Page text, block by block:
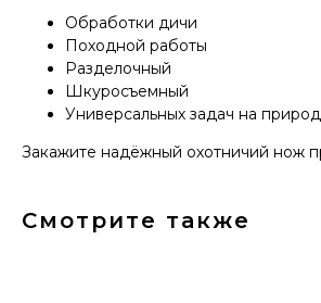
Обработки дичи
Походной работы
Разделочный
Шкуросъемный
Универсальных задач на
Закажите надёжный охотничий нож
Смотрите также
+7